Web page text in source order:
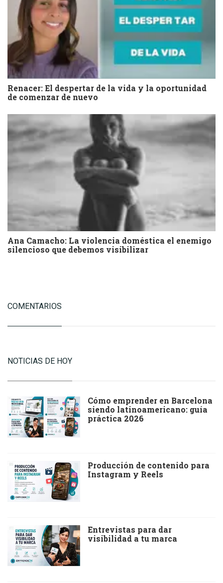
Renacer: El despertar de la vida y la oportunidad
de comenzar de nuevo
Ana Camacho: La violencia doméstica el enemigo
silencioso que debemos visibilizar
COMENTARIOS
NOTICIAS DE HOY
Cómo emprender en Barcelona
siendo latinoamericano: guía
práctica 2026
Producción de contenido para
Instagram y Reels
Entrevistas para dar
visibilidad a tu marca